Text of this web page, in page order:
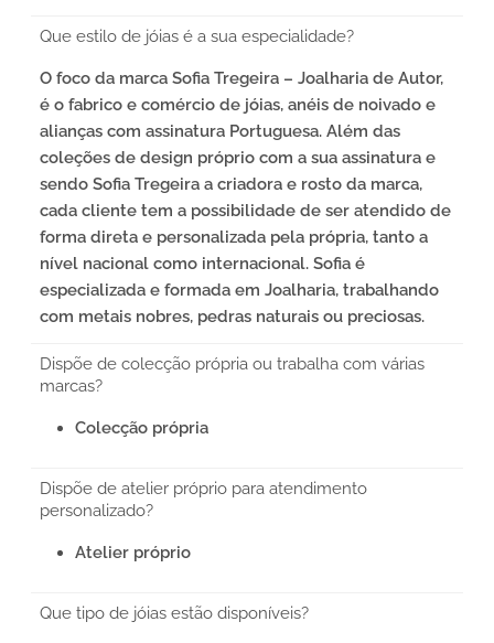
Que estilo de jóias é a sua especialidade?
O foco da marca Sofia Tregeira – Joalharia de Autor,
é o fabrico e comércio de jóias, anéis de noivado e
alianças com assinatura Portuguesa. Além das
coleções de design próprio com a sua assinatura e
sendo Sofia Tregeira a criadora e rosto da marca,
cada cliente tem a possibilidade de ser atendido de
forma direta e personalizada pela própria, tanto a
nível nacional como internacional. Sofia é
especializada e formada em Joalharia, trabalhando
com metais nobres, pedras naturais ou preciosas.
Dispõe de colecção própria ou trabalha com várias
marcas?
Colecção própria
Dispõe de atelier próprio para atendimento
personalizado?
Atelier próprio
Que tipo de jóias estão disponíveis?